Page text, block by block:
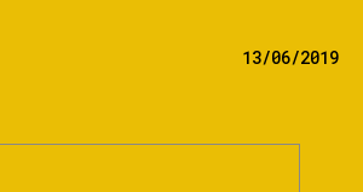
13/06/2019